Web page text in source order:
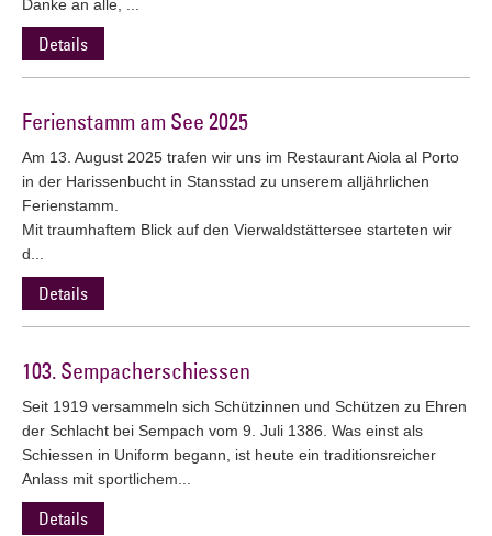
Danke an alle, ...
Details
Ferienstamm am See 2025
Am 13. August 2025 trafen wir uns im Restaurant Aiola al Porto
in der Harissenbucht in Stansstad zu unserem alljährlichen
Ferienstamm.
Mit traumhaftem Blick auf den Vierwaldstättersee starteten wir
d...
Details
103. Sempacherschiessen
Seit 1919 versammeln sich Schützinnen und Schützen zu Ehren
der Schlacht bei Sempach vom 9. Juli 1386. Was einst als
Schiessen in Uniform begann, ist heute ein traditionsreicher
Anlass mit sportlichem...
Details